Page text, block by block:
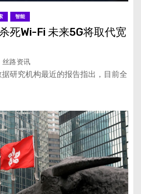
智能
死Wi-Fi 未来5G将取代宽
丝路资讯
研究机构最近的报告指出，目前全